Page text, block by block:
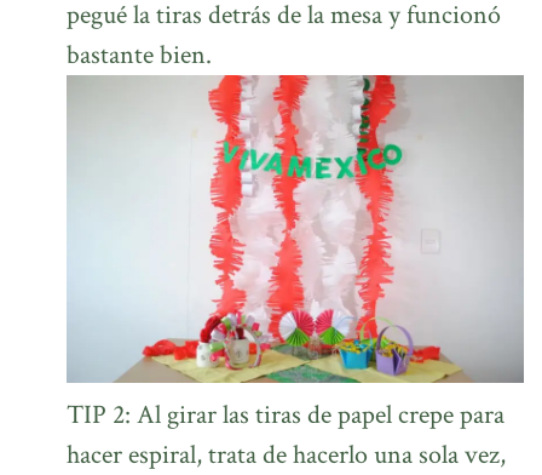
pegué la tiras detrás de la mesa y funcionó
bastante bien.
TIP 2: Al girar las tiras de papel crepe para
hacer espiral, trata de hacerlo una sola vez,